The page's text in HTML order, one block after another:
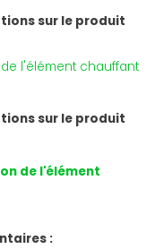
sur le produit
l'élément chauffant
sur le produit
de l'élément
: